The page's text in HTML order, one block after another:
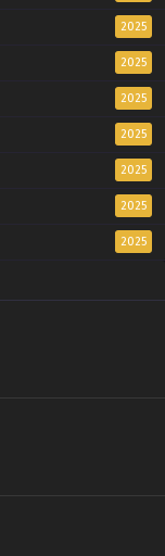
2025
2025
2025
2025
2025
2025
2025